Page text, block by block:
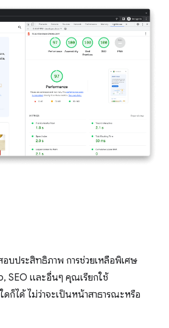
บประสิทธิภาพ การช่วยเหลือพิเศษ
SEO และอื่นๆ คุณเรียกใช้
ก็ได้ ไม่ว่าจะเป็นหน้าสาธารณะหรือ